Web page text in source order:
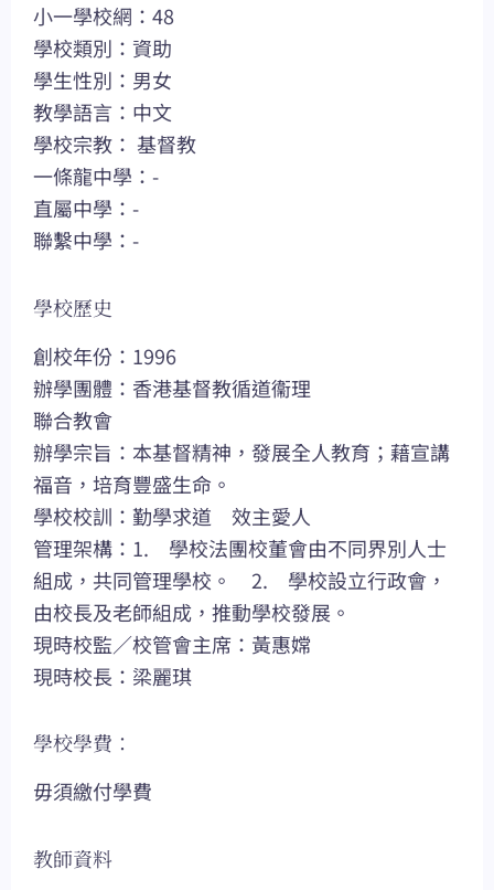
小一學校網：48
學校類別：資助
學生性別：男女
教學語言：中文
學校宗教： 基督教
一條龍中學：-
直屬中學：-
聯繫中學：-
學校歷史
創校年份：1996
辦學團體：香港基督教循道衞理
聯合教會
辦學宗旨：本基督精神，發展全人教育；藉宣講
福音，培育豐盛生命。
學校校訓：勤學求道 效主愛人
管理架構：1. 學校法團校董會由不同界別人士
組成，共同管理學校。 2. 學校設立行政會，
由校長及老師組成，推動學校發展。
現時校監／校管會主席：黃惠嫦
現時校長：梁麗琪
學校學費：
毋須繳付學費
教師資料